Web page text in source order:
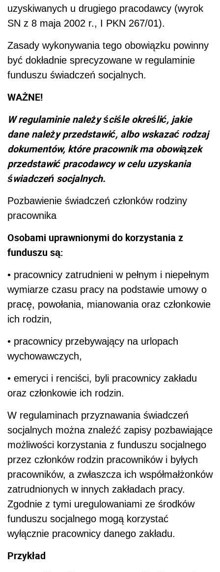
uzyskiwanych u drugiego pracodawcy (wyrok
SN z 8 maja 2002 r., I PKN 267/01).
Zasady wykonywania tego obowiązku powinny
być dokładnie sprecyzowane w regulaminie
funduszu świadczeń socjalnych.
WAŻNE!
W regulaminie należy ściśle określić, jakie
dane należy przedstawić, albo wskazać rodzaj
dokumentów, które pracownik ma obowiązek
przedstawić pracodawcy w celu uzyskania
świadczeń socjalnych.
Pozbawienie świadczeń członków rodziny
pracownika
Osobami uprawnionymi do korzystania z
funduszu są:
• pracownicy zatrudnieni w pełnym i niepełnym
wymiarze czasu pracy na podstawie umowy o
pracę, powołania, mianowania oraz członkowie
ich rodzin,
• pracownicy przebywający na urlopach
wychowawczych,
• emeryci i renciści, byli pracownicy zakładu
oraz członkowie ich rodzin.
W regulaminach przyznawania świadczeń
socjalnych można znaleźć zapisy pozbawiające
możliwości korzystania z funduszu socjalnego
przez członków rodzin pracowników i byłych
pracowników, a zwłaszcza ich współmałżonków
zatrudnionych w innych zakładach pracy.
Zgodnie z tymi uregulowaniami ze środków
funduszu socjalnego mogą korzystać
wyłącznie pracownicy danego zakładu.
Przykład